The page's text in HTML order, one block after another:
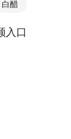
白醋
入口